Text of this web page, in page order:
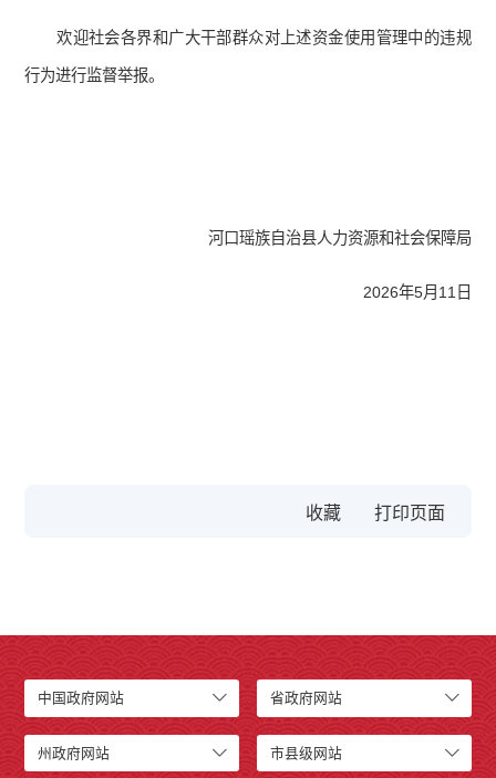
欢迎社会各界和广大干部群众对上述资金使用管理中的违规
行为进行监督举报。
河口瑶族自治县人力资源和社会保障局
2026年5月11日
收藏
中国政府网站 省政府网站
州政府网站 市县级网站